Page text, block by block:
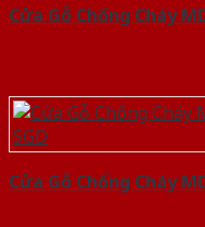
Cửa Gỗ Chống Cháy
Cửa Gỗ Chống Cháy